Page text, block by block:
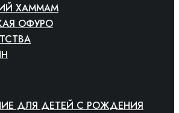
ХАММАМ
ОФУРО
ДЛЯ ДЕТЕЙ С РОЖДЕНИЯ